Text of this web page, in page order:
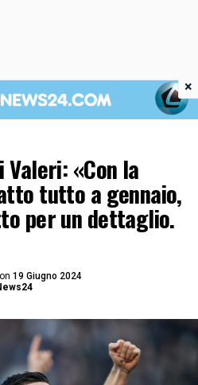
Valeri: «Con la
tutto a gennaio,
per un dettaglio.
on 19 Giugno 2024
×